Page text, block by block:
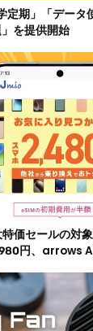
期」「データ
」を提供開始
価セールの対
円、arrows